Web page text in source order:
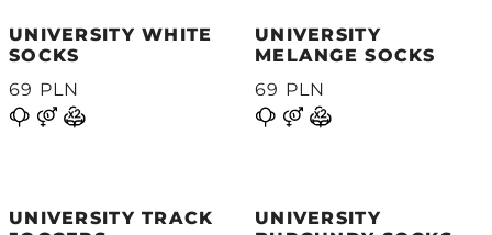
UNIVERSITY WHITE
SOCKS
69 PLN
UNIVERSITY
MELANGE SOCKS
69 PLN
UNIVERSITY TRACK
UNIVERSITY